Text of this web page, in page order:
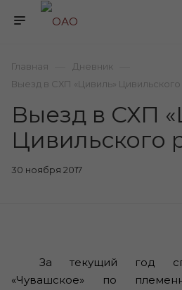
Главная Дневник
Выезд в СХП «Цивиль»
Выезд в СХП
Цивильского
30 ноября 2017
За текущий год
«Чувашское» по